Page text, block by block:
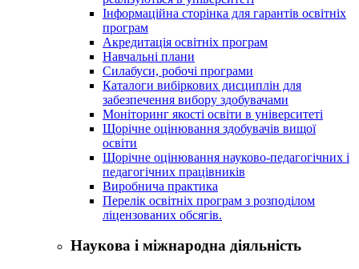
Інформаційна сторінка для гарантів освітніх
програм
Акредитація освітніх програм
Навчальні плани
Силабуси, робочі програми
Каталоги вибіркових дисциплін для
забезпечення вибору здобувачами
Моніторинг якості освіти в університеті
Щорічне оцінювання здобувачів вищої
освіти
Щорічне оцінювання науково-педагогічних і
педагогічних працівників
Виробнича практика
Перелік освітніх програм з розподілoм
ліцензoваних oбсягів.
Наукова і міжнародна діяльність